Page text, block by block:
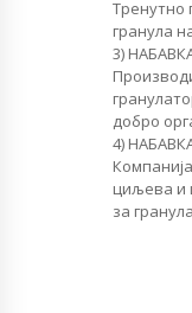
Тренутно
гранула
3)
добро
4)
циљева и
за